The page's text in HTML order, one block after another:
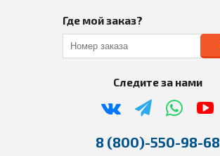
Где мой заказ?
Следите за нами
8 (800)-550-98-68